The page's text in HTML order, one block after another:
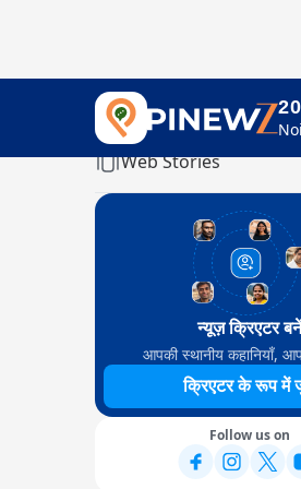
Home
Web Stories
न्यूज़ क्रिएटर बनें
आपकी स्थानीय कहानियाँ,
क्रिएटर के रूप में
Follow us on